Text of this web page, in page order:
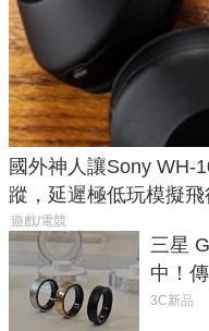
國外神人讓Sony WH-
蹤，延遲極低玩模擬
遊戲/電競
三星
中！
與智
3C新品